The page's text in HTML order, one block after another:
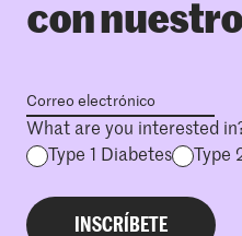
con
What are you interested
Type 1 Diabetes